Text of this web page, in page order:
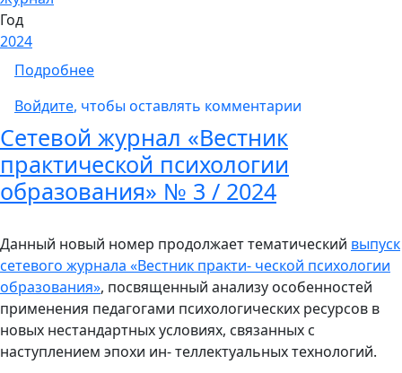
Год
2024
Подробнеео Сетевой журнал «Вестник
Войдите, чтобы оставлять комментарии
Сетевой журнал «Вестник
практической психологии
образования» № 3 / 2024
Данный новый номер продолжает тематический выпуск
сетевого журнала «Вестник практи- ческой психологии
образования», посвященный анализу особенностей
применения педагогами психологических ресурсов в
новых нестандартных условиях, связанных с
наступлением эпохи ин- теллектуальных технологий.